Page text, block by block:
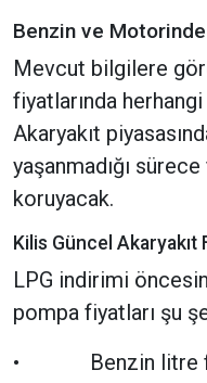
Benzin ve
Mevcut bilgilere
fiyatlarında
Akaryakıt
yaşanmadığı
koruyacak.
Kilis Güncel
LPG indirimi
pompa fiyatları şu
• Benzin litre